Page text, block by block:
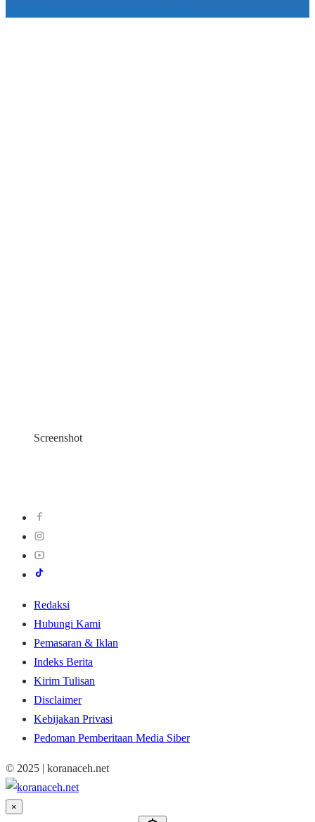
Screenshot
Redaksi
Hubungi Kami
Pemasaran & Iklan
Indeks Berita
Kirim Tulisan
Disclaimer
Kebijakan Privasi
Pedoman Pemberitaan Media Siber
© 2025 | koranaceh.net
×